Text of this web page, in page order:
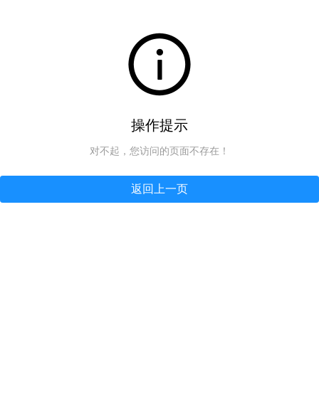
操作提示
对不起，您访问的页面不存在！
返回上一页